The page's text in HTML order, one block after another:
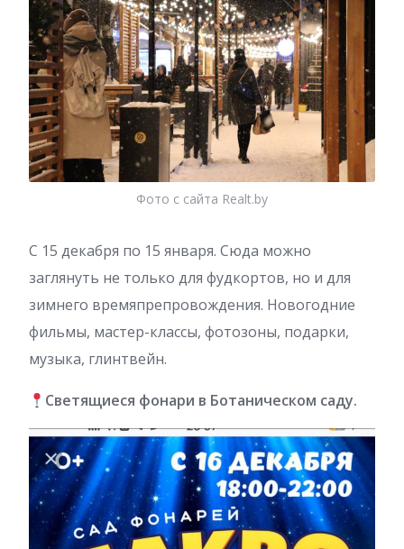
Фото с сайта Realt.by
С 15 декабря по 15 января. Сюда можно
заглянуть не только для фудкортов, но и для
зимнего времяпрепровождения. Новогодние
фильмы, мастер-классы, фотозоны, подарки,
музыка, глинтвейн.
Светящиеся фонари в Ботаническом саду.